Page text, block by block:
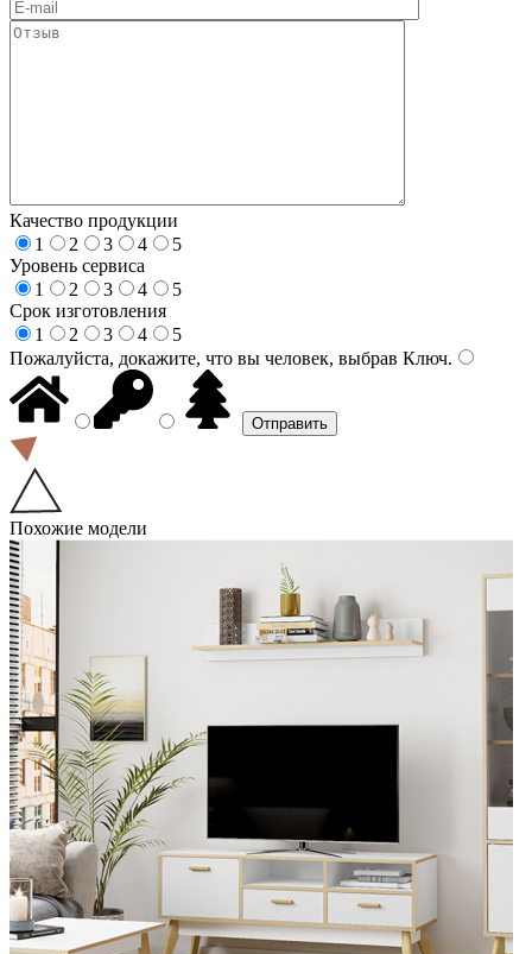
Качество продукции
1
2 3 4
5
Уровень сервиса
1
2 3 4
5
Срок изготовления
1
2 3 4
5
Пожалуйста, докажите, что вы человек, выбрав Ключ.
Похожие модели